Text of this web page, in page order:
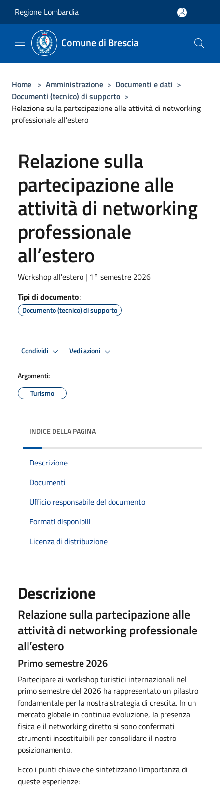
Regione Lombardia
Comune di Brescia
Home > Amministrazione > Documenti e dati >
Documenti (tecnico) di supporto >
Relazione sulla partecipazione alle attività di networking
professionale all’estero
Relazione sulla
partecipazione alle
attività di networking
professionale
all’estero
Workshop all'estero | 1° semestre 2026
Tipi di documento:
Documento (tecnico) di supporto
Condividi Vedi azioni
Argomenti:
Turismo
INDICE DELLA PAGINA
Descrizione
Documenti
Ufficio responsabile del documento
Formati disponibili
Licenza di distribuzione
Descrizione
Relazione sulla partecipazione alle
attività di networking professionale
all’estero
Primo semestre 2026
Partecipare ai workshop turistici internazionali nel
primo semestre del 2026 ha rappresentato un pilastro
fondamentale per la nostra strategia di crescita. In un
mercato globale in continua evoluzione, la presenza
fisica e il networking diretto si sono confermati
strumenti insostituibili per consolidare il nostro
posizionamento.
Ecco i punti chiave che sintetizzano l'importanza di
queste esperienze: